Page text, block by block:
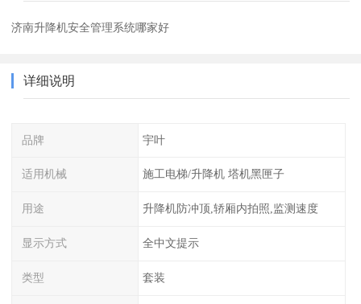
济南升降机安全管理系统哪家好
详细说明
品牌 宇叶
适用机械 施工电梯/升降机 塔机黑匣子
用途 升降机防冲顶,轿厢内拍照,监测速度
显示方式 全中文提示
类型 套装